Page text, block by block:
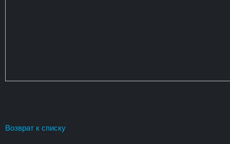
Возврат к списку